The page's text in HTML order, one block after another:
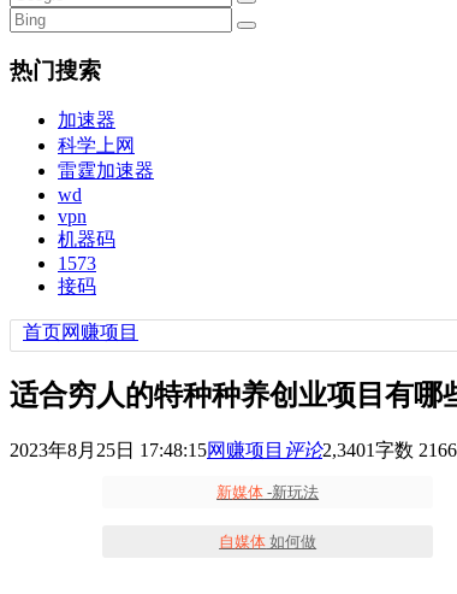
热门搜索
加速器
科学上网
雷霆加速器
wd
vpn
机器码
1573
接码
首页网赚项目
适合穷人的特种种养创业项目有哪
2023年8月25日 17:48:15网赚项目 评论2,3401字数 2166
新媒体 -新玩法
自媒体 如何做